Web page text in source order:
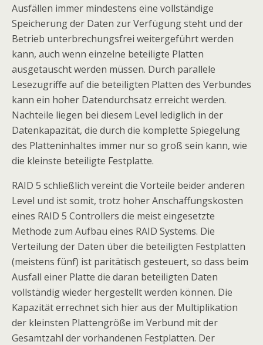
Ausfällen immer mindestens eine vollständige
Speicherung der Daten zur Verfügung steht und der
Betrieb unterbrechungsfrei weitergeführt werden
kann, auch wenn einzelne beteiligte Platten
ausgetauscht werden müssen. Durch parallele
Lesezugriffe auf die beteiligten Platten des Verbundes
kann ein hoher Datendurchsatz erreicht werden.
Nachteile liegen bei diesem Level lediglich in der
Datenkapazität, die durch die komplette Spiegelung
des Platteninhaltes immer nur so groß sein kann, wie
die kleinste beteiligte Festplatte.
RAID 5 schließlich vereint die Vorteile beider anderen
Level und ist somit, trotz hoher Anschaffungskosten
eines RAID 5 Controllers die meist eingesetzte
Methode zum Aufbau eines RAID Systems. Die
Verteilung der Daten über die beteiligten Festplatten
(meistens fünf) ist paritätisch gesteuert, so dass beim
Ausfall einer Platte die daran beteiligten Daten
vollständig wieder hergestellt werden können. Die
Kapazität errechnet sich hier aus der Multiplikation
der kleinsten Plattengröße im Verbund mit der
Gesamtzahl der vorhandenen Festplatten. Der